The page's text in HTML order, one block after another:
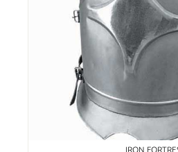
IRON